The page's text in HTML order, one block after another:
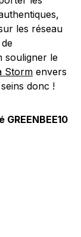
les réseau
souligner le
Storm envers
donc !